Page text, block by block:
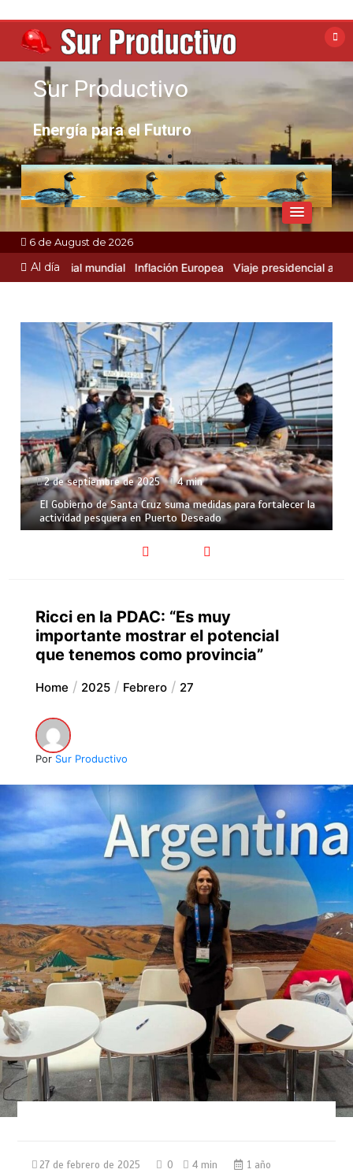
content
Sur Productivo
Energía para el Futuro
6 de August de 2026
Al día
Industrial mundial Inflación Europea Viaje presidencial a Rusia y
de 2025 4 min
de Santa Cruz suma medidas para fortalecer la
en Puerto Deseado
27 de agosto
Santa Cruz
argentina en
Ricci en la PDAC: “Es muy
importante mostrar el potencial
que tenemos como provincia”
Home 2025 Febrero 27
Por Sur Productivo
27 de febrero de 2025 0 4 min 1 año